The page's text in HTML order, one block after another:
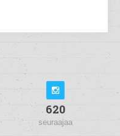
620
seuraajaa